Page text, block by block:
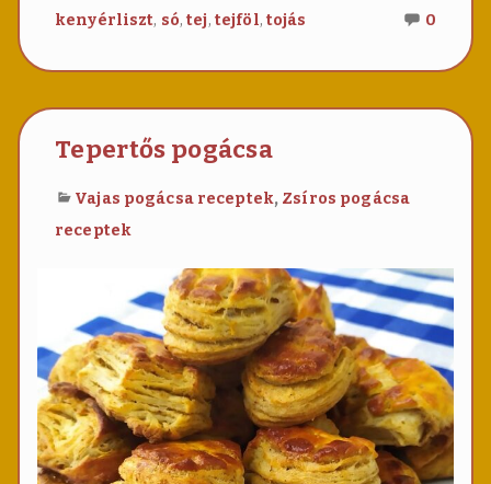
kenyérliszt, só,tej, tejföl, tojás 0
még
Tepertős pogácsa
Vajas pogácsa receptek, Zsíros pogácsa
receptek